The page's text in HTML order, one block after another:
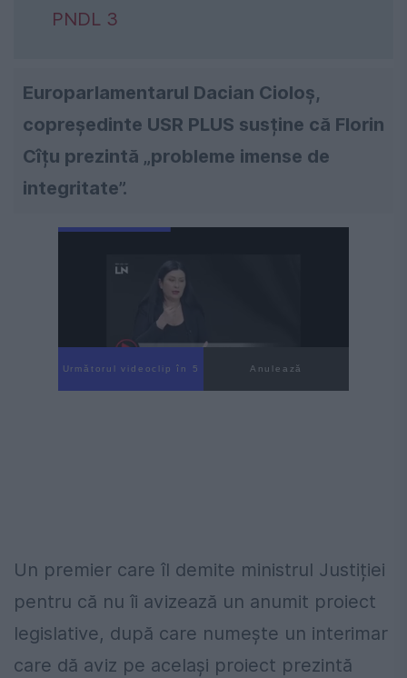
PNDL 3
Europarlamentarul Dacian Cioloș,
copreședinte USR PLUS susține că Florin
Cîțu prezintă „probleme imense de
integritate”.
Următorul videoclip în 3 Anulează
Un premier care îl demite ministrul Justiției
pentru că nu îi avizează un anumit proiect
legislative, după care numește un interimar
care dă aviz pe același proiect prezintă